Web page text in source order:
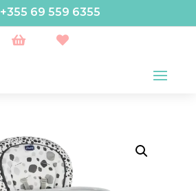
+355 69 559 6355
 